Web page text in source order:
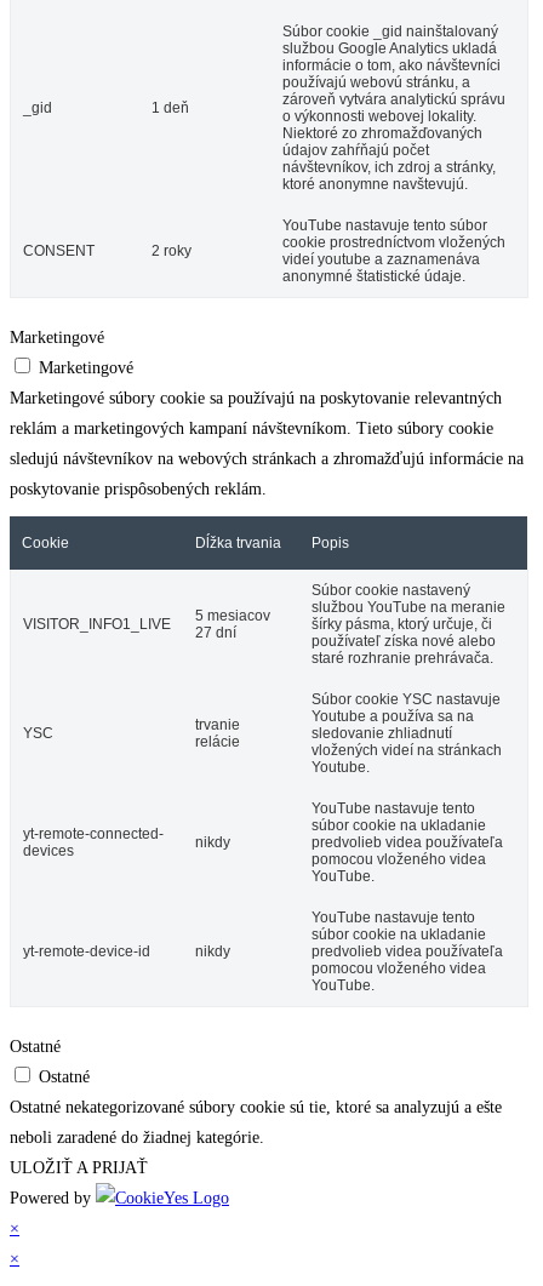
_gid 1 deň
Súbor cookie _gid nainštalovaný
službou Google Analytics ukladá
informácie o tom, ako návštevníci
používajú webovú stránku, a
zároveň vytvára analytickú správu
o výkonnosti webovej lokality.
Niektoré zo zhromažďovaných
údajov zahŕňajú počet
návštevníkov, ich zdroj a stránky,
ktoré anonymne navštevujú.
CONSENT 2 roky
YouTube nastavuje tento súbor
cookie prostredníctvom vložených
videí youtube a zaznamenáva
anonymné štatistické údaje.
Marketingové
Marketingové
Marketingové súbory cookie sa používajú na poskytovanie relevantných
reklám a marketingových kampaní návštevníkom. Tieto súbory cookie
sledujú návštevníkov na webových stránkach a zhromažďujú informácie na
poskytovanie prispôsobených reklám.
Cookie Dĺžka trvania Popis
VISITOR_INFO1_LIVE
5 mesiacov
27 dní
Súbor cookie nastavený
službou YouTube na meranie
šírky pásma, ktorý určuje, či
používateľ získa nové alebo
staré rozhranie prehrávača.
YSC
trvanie
relácie
Súbor cookie YSC nastavuje
Youtube a používa sa na
sledovanie zhliadnutí
vložených videí na stránkach
Youtube.
yt-remote-connected-
devices
nikdy
YouTube nastavuje tento
súbor cookie na ukladanie
predvolieb videa používateľa
pomocou vloženého videa
YouTube.
yt-remote-device-id nikdy
YouTube nastavuje tento
súbor cookie na ukladanie
predvolieb videa používateľa
pomocou vloženého videa
YouTube.
Ostatné
Ostatné
Ostatné nekategorizované súbory cookie sú tie, ktoré sa analyzujú a ešte
neboli zaradené do žiadnej kategórie.
ULOŽIŤ A PRIJAŤ
Powered by
×
×